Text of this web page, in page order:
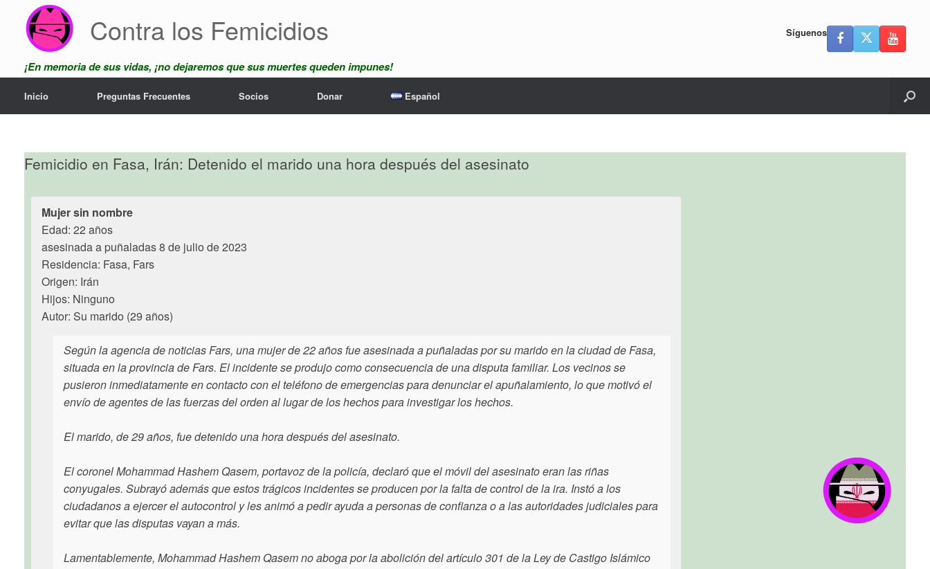
content
Contra los Femicidios
¡En memoria de sus vidas, ¡no dejaremos que sus muertes queden impunes!
Síguenos
Inicio Preguntas Frecuentes Socios Donar Español
Femicidio en Fasa, Irán: Detenido el marido una hora después del asesinato
Mujer sin nombre
Edad: 22 años
asesinada a puñaladas 8 de julio de 2023
Residencia: Fasa, Fars
Origen: Irán
Hijos: Ninguno
Autor: Su marido (29 años)
Según la agencia de noticias Fars, una mujer de 22 años fue asesinada a puñaladas por su marido en la ciudad de Fasa,
situada en la provincia de Fars. El incidente se produjo como consecuencia de una disputa familiar. Los vecinos se
pusieron inmediatamente en contacto con el teléfono de emergencias para denunciar el apuñalamiento, lo que motivó el
envío de agentes de las fuerzas del orden al lugar de los hechos para investigar los hechos.
El marido, de 29 años, fue detenido una hora después del asesinato.
El coronel Mohammad Hashem Qasem, portavoz de la policía, declaró que el móvil del asesinato eran las riñas
conyugales. Subrayó además que estos trágicos incidentes se producen por la falta de control de la ira. Instó a los
ciudadanos a ejercer el autocontrol y les animó a pedir ayuda a personas de confianza o a las autoridades judiciales para
evitar que las disputas vayan a más.
Lamentablemente, Mohammad Hashem Qasem no aboga por la abolición del artículo 301 de la Ley de Castigo Islámico